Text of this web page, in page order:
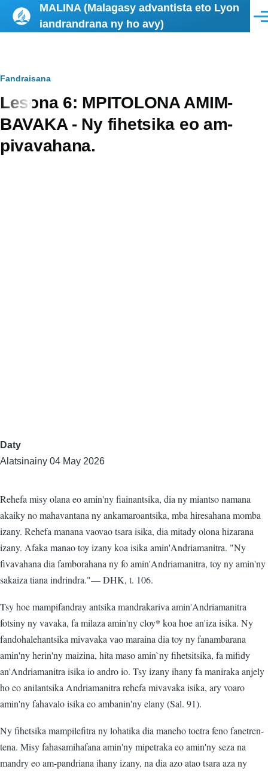
Skip to main content
MALINA (Malagasy advantista eto Lyon
iandrandrana ny ho avy)
Breadcrumb
Fandraisana
Lesona 6: MPITOLONA AMIM-
BAVAKA - Ny fihetsika eo am-
pivavahana.
Daty
Alatsinainy 04 May 2026
Rehefa misy olana eo amin'ny fiainantsika, dia ny miantso namana
akaiky no mahavantana ny ankamaroantsika, mba hiresahana momba
izany. Rehefa manana vaovao tsara isika, dia mitady olona hizarana
izany. Afaka manao toy izany koa isika amin'Andriamanitra. "Ny
fivavahana dia famborahana ny fo amin'Andriamanitra, toy ny amin'ny
sakaiza tiana indrindra."— DHK, t. 106.
Tsy hoe mampifandray antsika mandrakariva amin'Andriamanitra
fotsiny ny vavaka, fa milaza amin'ny cloy* koa hoe an'iza isika. Ny
fandohalehantsika mivavaka vao maraina dia toy ny fanambarana
amin'ny herin'ny maizina, hita maso amin`ny fihetsitsika, fa mifidy
an'Andriamanitra isika io andro io. Tsy izany ihany fa maniraka anjely
ho eo anilantsika Andriamanitra rehefa mivavaka isika, ary voaro
amin'ny fahavalo isika eo ambanin'ny elany (Sal. 91).
Ny fihetsika mampilefitra ny lohatika dia maneho toetra feno fanetren-
tena. Misy fahasamihafana amin'ny mipetraka eo amin'ny seza na
mandry eo am-pandriana ihany izany, na dia azo atao tsara aza ny